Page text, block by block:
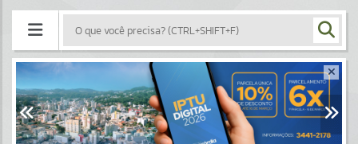
Portais